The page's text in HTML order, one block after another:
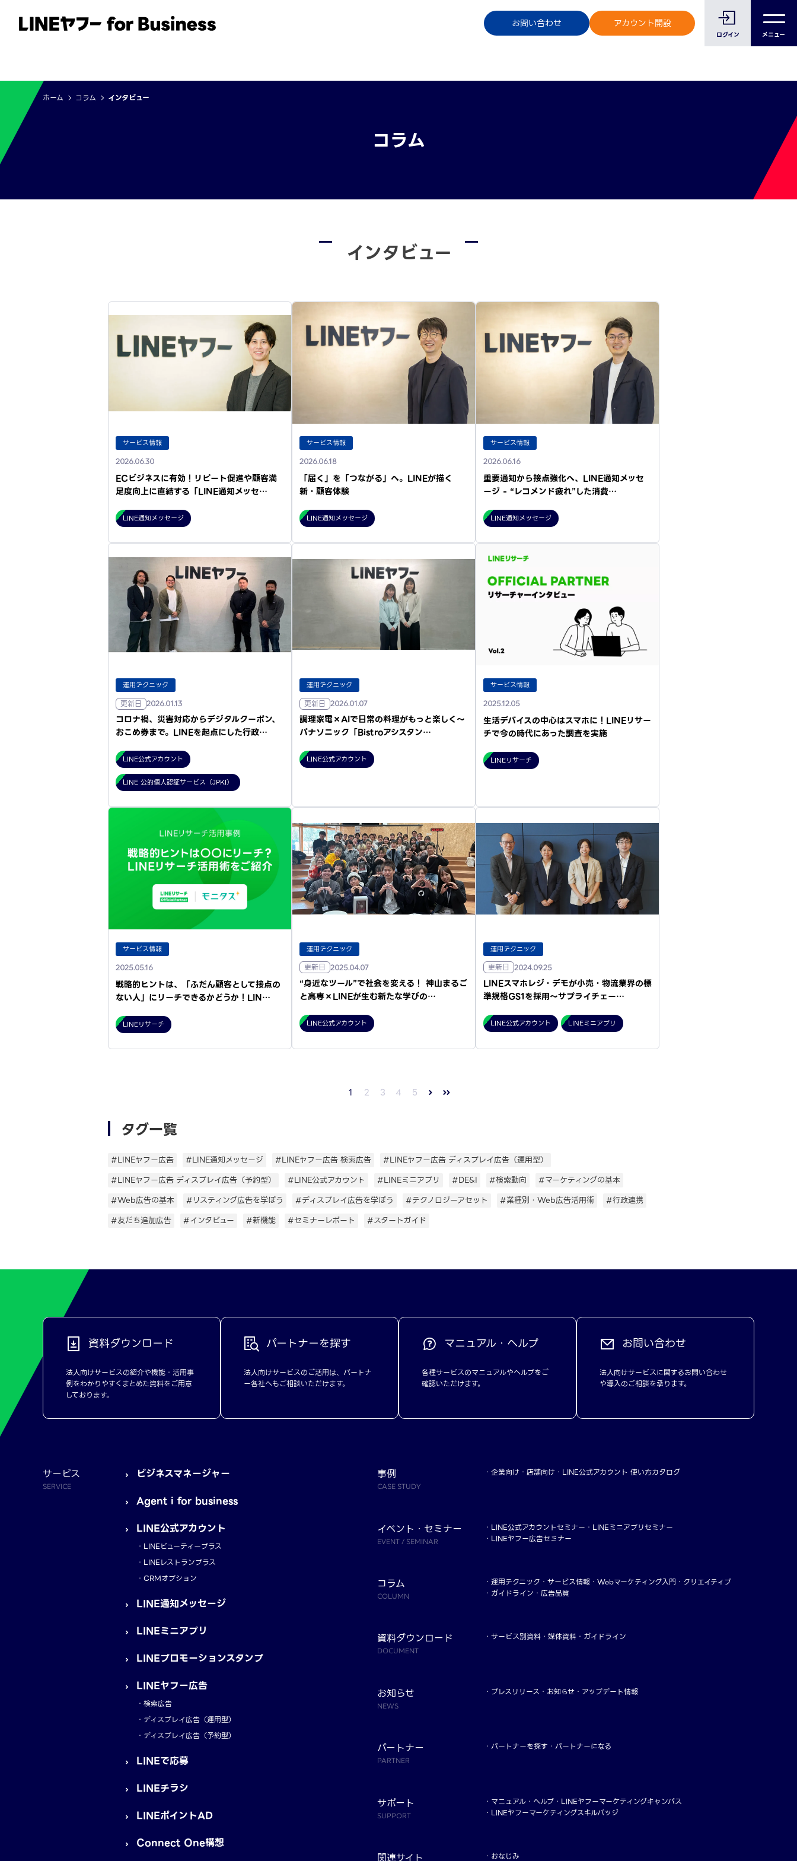
お問い合わせ アカウント開設
ログイン メニュー
サービス 事例 イベント・セミナー ご利用中のお客様へ
ホーム コラム インタビュー
コラム
インタビュー
サービス情報
2026.06.30
ECビジネスに有効！リピート促進や顧客満
足度向上に直結する「LINE通知メッセ…
LINE通知メッセージ
サービス情報
2026.06.18
「届く」を「つながる」へ。LINEが描く
新・顧客体験
LINE通知メッセージ
サービス情報
2026.06.16
重要通知から接点強化へ、LINE通知メッセ
ージ - “レコメンド疲れ”した消費…
LINE通知メッセージ
運用テクニック
更新日 2026.01.13
コロナ禍、災害対応からデジタルクーポン、
おこめ券まで。LINEを起点にした行政…
LINE公式アカウント
LINE 公的個人認証サービス（JPKI）
運用テクニック
更新日 2026.01.07
調理家電×AIで日常の料理がもっと楽しく～
パナソニック「Bistroアシスタン…
LINE公式アカウント
サービス情報
2025.12.05
生活デバイスの中心はスマホに！LINEリサー
チで今の時代にあった調査を実施
LINEリサーチ
サービス情報
2025.05.16
戦略的ヒントは、「ふだん顧客として接点の
ない人」にリーチできるかどうか！LIN…
LINEリサーチ
運用テクニック
更新日 2025.04.07
“身近なツール”で社会を変える！ 神山まるご
と高専×LINEが生む新たな学びの…
LINE公式アカウント
運用テクニック
更新日 2024.09.25
LINEスマホレジ・デモが小売・物流業界の標
準規格GS1を採用〜サプライチェー…
LINE公式アカウント LINEミニアプリ
1 2 3 4 5
タグ一覧
#LINEヤフー広告 #LINE通知メッセージ #LINEヤフー広告 検索広告
#LINEヤフー広告 ディスプレイ広告（運用型）
#LINEヤフー広告 ディスプレイ広告（予約型）
#LINE公式アカウント #LINEミニアプリ #DE&I #検索動向
#マーケティングの基本
#Web広告の基本
#リスティング広告を学ぼう #ディスプレイ広告を学ぼう #テクノロジーアセット #業種別・Web広告活用術
#行政連携
#友だち追加広告
#インタビュー #新機能 #セミナーレポート #スタートガイド
資料ダウンロード
法人向けサービスの紹介や機能・活用事
例をわかりやすくまとめた資料をご用意
しております。
パートナーを探す
法人向けサービスのご活用は、パートナ
ー各社へもご相談いただけます。
マニュアル・ヘルプ
各種サービスのマニュアルやヘルプをご
確認いただけます。
お問い合わせ
法人向けサービスに関するお問い合わせ
や導入のご相談を承ります。
サービス
SERVICE
ビジネスマネージャー
Agent i for business
LINE公式アカウント
LINEビューティープラス
LINEレストランプラス
CRMオプション
LINE通知メッセージ
LINEミニアプリ
LINEプロモーションスタンプ
LINEヤフー広告
検索広告
ディスプレイ広告（運用型）
ディスプレイ広告（予約型）
LINEで応募
LINEチラシ
LINEポイントAD
Connect One構想
事例
CASE STUDY
企業向け 店舗向け LINE公式アカウント 使い方カタログ
イベント・セミナー
EVENT / SEMINAR
LINE公式アカウントセミナー
LINEミニアプリセミナー
LINEヤフー広告セミナー
コラム
COLUMN
運用テクニック サービス情報 Webマーケティング入門
クリエイティブ
ガイドライン・広告品質
資料ダウンロード
DOCUMENT
サービス別資料 媒体資料・ガイドライン
お知らせ
NEWS
プレスリリース お知らせ アップデート情報
パートナー
PARTNER
パートナーを探す パートナーになる
サポート
SUPPORT
マニュアル・ヘルプ
LINEヤフーマーケティングキャンパス
LINEヤフーマーケティングスキルバッジ
関連サイト おなじみ